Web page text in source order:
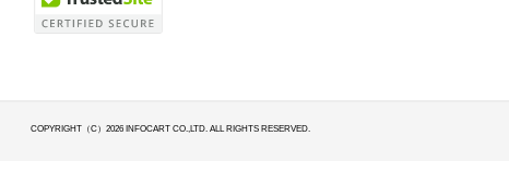
COPYRIGHT（C）2026 INFOCART CO.,LTD. ALL RIGHTS RESERVED.